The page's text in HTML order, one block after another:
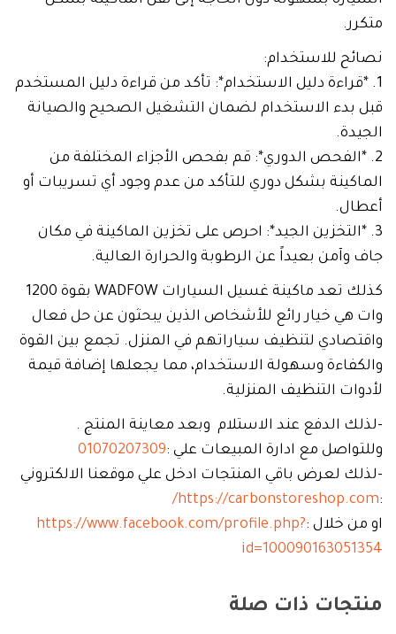
متكرر.
نصائح للاستخدام:
1. *قراءة دليل الاستخدام*: تأكد من قراءة دليل المستخدم
قبل بدء الاستخدام لضمان التشغيل الصحيح والصيانة
الجيدة.
2. *الفحص الدوري*: قم بفحص الأجزاء المختلفة من
الماكينة بشكل دوري للتأكد من عدم وجود أي تسريبات أو
أعطال.
3. *التخزين الجيد*: احرص على تخزين الماكينة في مكان
جاف وآمن بعيداً عن الرطوبة والحرارة العالية.
كذلك تعد ماكينة غسيل السيارات WADFOW بقوة 1200
وات هي خيار رائع للأشخاص الذين يبحثون عن حل فعال
واقتصادي لتنظيف سياراتهم في المنزل. تجمع بين القوة
والكفاءة وسهولة الاستخدام، مما يجعلها إضافة قيمة
لأدوات التنظيف المنزلية.
-لذلك الدفع عند الاستلام وبعد معاينة المنتج .
وللتواصل مع ادارة المبيعات علي :01070207309
-لذلك لعرض باقي المنتجات ادخل علي موقعنا الالكتروني
:
https://carbonstoreshop.com/
او من خلال :https://www.facebook.com/profile.php?
id=100090163051354
منتجات ذات صلة